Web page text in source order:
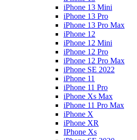
iPhone 13 Mini
iPhone 13 Pro
iPhone 13 Pro Max
iPhone 12
iPhone 12 Mini
iPhone 12 Pro
iPhone 12 Pro Max
iPhone SE 2022
iPhone 11
iPhone 11 Pro
iPhone Xs Max
iPhone 11 Pro Max
iPhone X
iPhone XR
IPhone Xs